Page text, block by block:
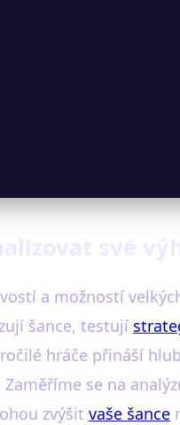
a možností
šance, testují
hráče přináší
se na
zvýšit vaše šance